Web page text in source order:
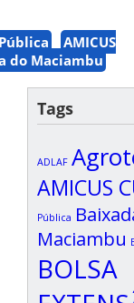
AMICUS
do Maciambu
Tags
ADLAF
AMICUS
Pública
Maciambu
BOLSA